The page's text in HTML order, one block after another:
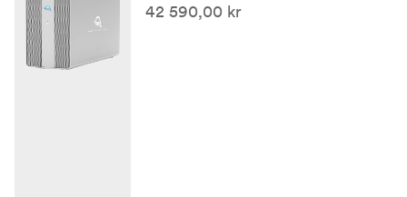
42 590,00 kr